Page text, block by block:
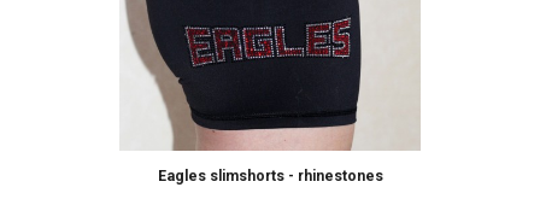
Eagles slimshorts - rhinestones